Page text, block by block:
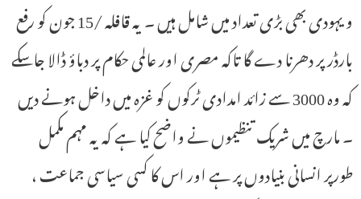
و یہودی بھی بڑی تعداد میں شامل ہیں ۔ یہ قافلہ /15 جون کو رفع
بارڈر پر دھرنا دے گا تاکہ مصری اور عالمی حکام پر دباؤ ڈالا جاسکے
کہ وہ 3000 سے زائد امدادی ٹرکوں کو غزہ میں داخل ہونے دیں
۔ مارچ میں شریک تنظیموں نے واضح کیا ہے کہ یہ مہم مکمل
طورپر انسانی بنیادوں پر ہے اور اس کا کسی سیاسی جماعت ،